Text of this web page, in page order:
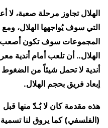
الهلال تجاوز مرحلة صعبة، لا
التي سوف يُواجهها الهلال، ومع
المجموعات سوف تكون أصعب
الهلال.. أن تلعب أمام أندية
أندية لا تحمل شيئاً من
إبعاد فريق بحجم الهلال.
هذه مقدمة كان لا بُـدّ منها قبل
(الفلسفي) كما يروق لنا تسمية